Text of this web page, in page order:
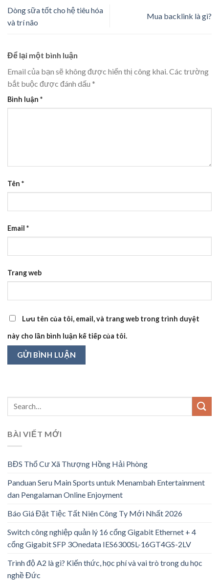
Dòng sữa tốt cho hệ tiêu hóa
và trí não
Mua backlink là gì?
Để lại một bình luận
Email của bạn sẽ không được hiển thị công khai.Các trường
bắt buộc được đánh dấu *
Bình luận *
Tên *
Email *
Trang web
Lưu tên của tôi, email, và trang web trong trình duyệt
này cho lần bình luận kế tiếp của tôi.
BÀI VIẾT MỚI
BĐS Thổ Cư Xã Thượng Hồng Hải Phòng
Panduan Seru Main Sports untuk Menambah Entertainment
dan Pengalaman Online Enjoyment
Báo Giá Đặt Tiệc Tất Niên Công Ty Mới Nhất 2026
Switch công nghiệp quản lý 16 cổng Gigabit Ethernet + 4
cổng Gigabit SFP 3Onedata IES6300SL-16GT4GS-2LV
Trình độ A2 là gì? Kiến thức, học phí và vai trò trong du học
nghề Đức